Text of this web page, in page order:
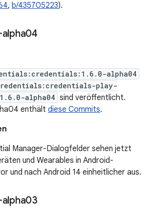
, b/435705223).
alpha04
play-
alpha04 sind veröffentlicht.
enthält diese Commits.
Manager-Dialogfelder sehen jetzt
und Wearables in Android-
und nach Android 14 einheitlicher aus.